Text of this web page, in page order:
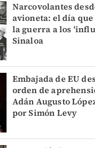
Narcovolantes
avioneta: el día
la guerra a los
Sinaloa
Embajada de EU
orden de
Adán Augusto
por Simón Levy